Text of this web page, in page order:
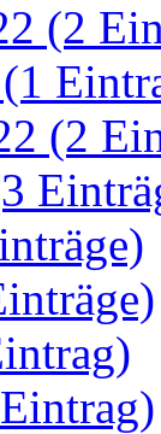
(2
(2